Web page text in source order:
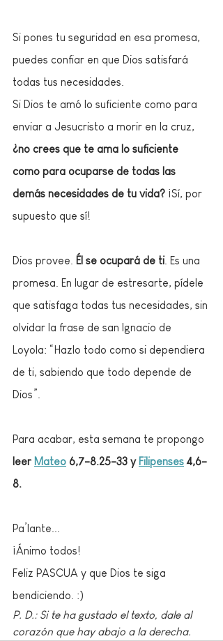
Si pones tu seguridad en esa promesa,
puedes confiar en que Dios satisfará
todas tus necesidades.
Si Dios te amó lo suficiente como para
enviar a Jesucristo a morir en la cruz,
¿no crees que te ama lo suficiente
como para ocuparse de todas las
demás necesidades de tu vida? ¡Sí, por
supuesto que sí!
Dios provee. Él se ocupará de ti. Es una
promesa. En lugar de estresarte, pídele
que satisfaga todas tus necesidades, sin
olvidar la frase de san Ignacio de
Loyola: “Hazlo todo como si dependiera
de ti, sabiendo que todo depende de
Dios”.
Para acabar, esta semana te propongo
leer Mateo 6,7-8.25-33 y Filipenses 4,6-
8.
Pa’lante...
¡Ánimo todos!
Feliz PASCUA y que Dios te siga
bendiciendo. :)
P. D.: Si te ha gustado el texto, dale al
corazón que hay abajo a la derecha.